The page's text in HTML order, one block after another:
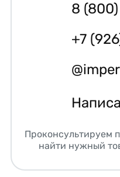
8
+7
Проконсультируем
найти нужный